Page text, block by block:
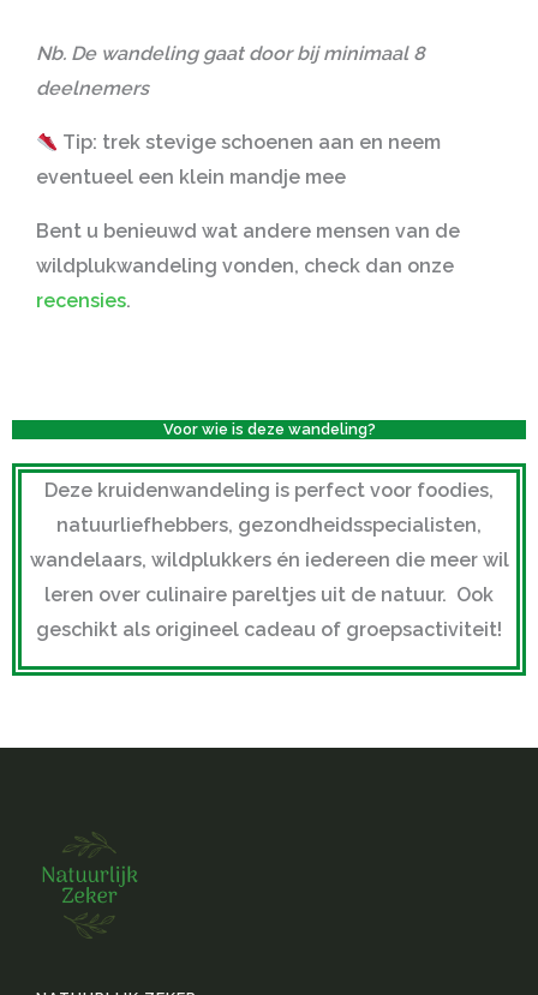
Nb. De wandeling gaat door bij minimaal 8
deelnemers
Tip: trek stevige schoenen aan en neem
eventueel een klein mandje mee
Bent u benieuwd wat andere mensen van de
wildplukwandeling vonden, check dan onze
recensies.
Voor wie is deze wandeling?
Deze kruidenwandeling is perfect voor foodies,
natuurliefhebbers, gezondheidsspecialisten,
wandelaars, wildplukkers én iedereen die meer wil
leren over culinaire pareltjes uit de natuur. Ook
geschikt als origineel cadeau of groepsactiviteit!